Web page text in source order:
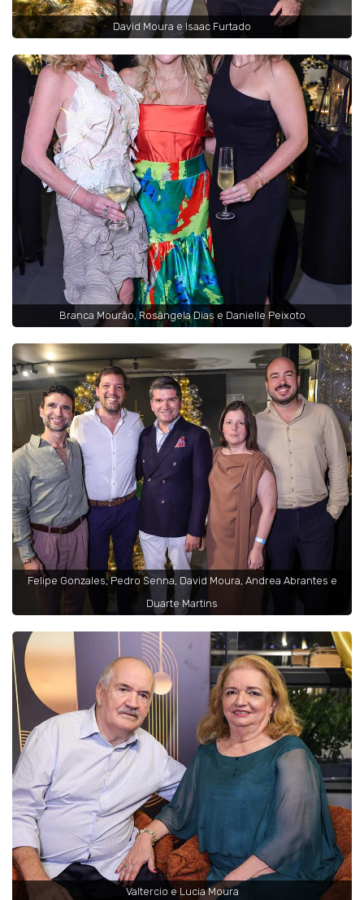
David Moura e Isaac Furtado
Branca Mourão, Rosângela Dias e Danielle Peixoto
Felipe Gonzales, Pedro Senna, David Moura, Andrea Abrantes e
Duarte Martins
Valtercio e Lucia Moura